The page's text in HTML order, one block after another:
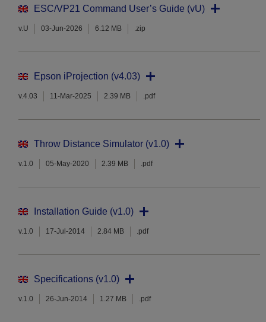
ESC/VP21 Command User’s Guide (vU)
v.U 03-Jun-2026 6.12 MB .zip
Epson iProjection (v4.03)
v.4.03 11-Mar-2025 2.39 MB .pdf
Throw Distance Simulator (v1.0)
v.1.0 05-May-2020 2.39 MB .pdf
Installation Guide (v1.0)
v.1.0 17-Jul-2014 2.84 MB .pdf
Specifications (v1.0)
v.1.0 26-Jun-2014 1.27 MB .pdf